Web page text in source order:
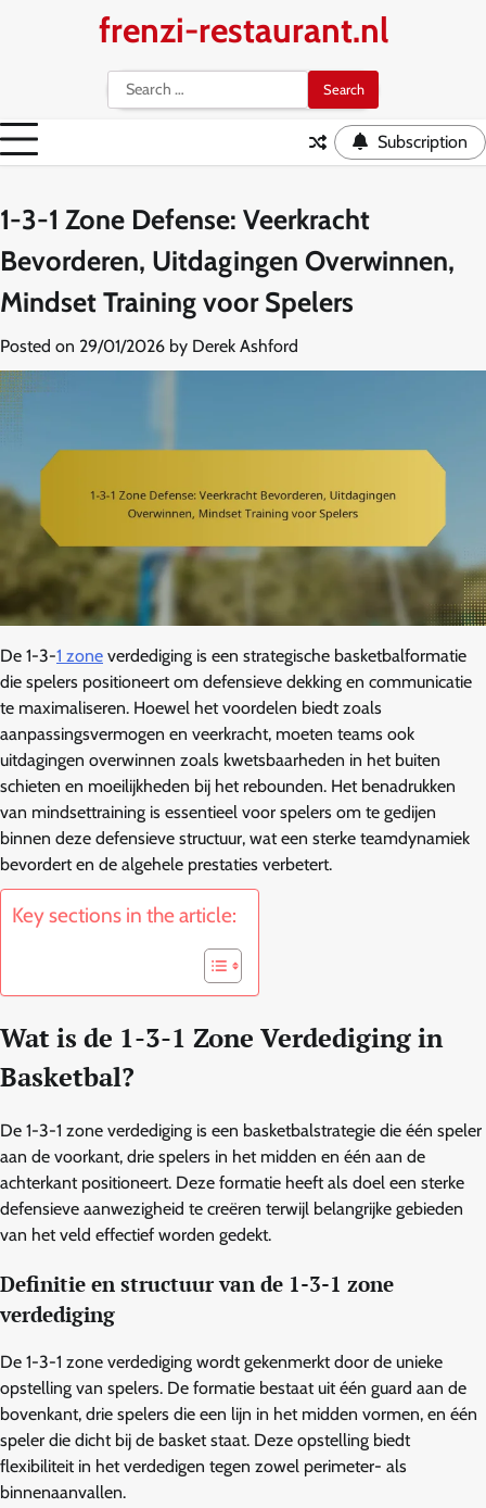
frenzi-restaurant.nl
Search
for:
Subscription
1-3-1 Zone Defense: Veerkracht
Bevorderen, Uitdagingen Overwinnen,
Mindset Training voor Spelers
Posted on 29/01/2026 by Derek Ashford
De 1-3-1 zone verdediging is een strategische basketbalformatie
die spelers positioneert om defensieve dekking en communicatie
te maximaliseren. Hoewel het voordelen biedt zoals
aanpassingsvermogen en veerkracht, moeten teams ook
uitdagingen overwinnen zoals kwetsbaarheden in het buiten
schieten en moeilijkheden bij het rebounden. Het benadrukken
van mindsettraining is essentieel voor spelers om te gedijen
binnen deze defensieve structuur, wat een sterke teamdynamiek
bevordert en de algehele prestaties verbetert.
Key sections in the article:
Wat is de 1-3-1 Zone Verdediging in
Basketbal?
De 1-3-1 zone verdediging is een basketbalstrategie die één speler
aan de voorkant, drie spelers in het midden en één aan de
achterkant positioneert. Deze formatie heeft als doel een sterke
defensieve aanwezigheid te creëren terwijl belangrijke gebieden
van het veld effectief worden gedekt.
Definitie en structuur van de 1-3-1 zone
verdediging
De 1-3-1 zone verdediging wordt gekenmerkt door de unieke
opstelling van spelers. De formatie bestaat uit één guard aan de
bovenkant, drie spelers die een lijn in het midden vormen, en één
speler die dicht bij de basket staat. Deze opstelling biedt
flexibiliteit in het verdedigen tegen zowel perimeter- als
binnenaanvallen.